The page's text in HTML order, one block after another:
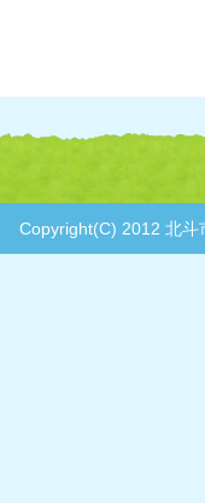
Copyright(C) 2012 北斗